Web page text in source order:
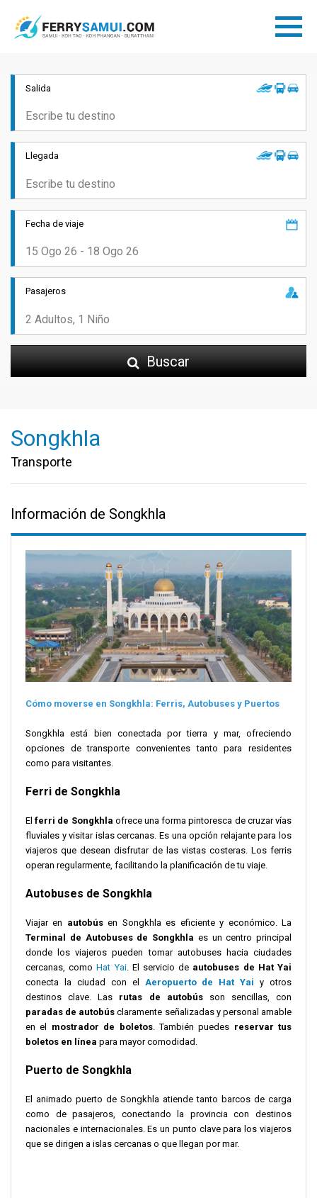
Salida
Llegada
Fecha de viaje
Pasajeros
Buscar
Songkhla
Transporte
Información de Songkhla
Cómo moverse en Songkhla: Ferris, Autobuses y Puertos
Songkhla está bien conectada por tierra y mar, ofreciendo
opciones de transporte convenientes tanto para residentes
como para visitantes.
Ferri de Songkhla
Elferri de Songkhla ofrece una forma pintoresca de cruzar vías
fluviales y visitar islas cercanas. Es una opción relajante para los
viajeros que desean disfrutar de las vistas costeras. Los ferris
operan regularmente, facilitando la planificación de tu viaje.
Autobuses de Songkhla
Viajar en autobúsen Songkhla es eficiente y económico. La
Terminal de Autobuses de Songkhla es un centro principal
donde los viajeros pueden tomar autobuses hacia ciudades
cercanas, comoHat Yai. El servicio de autobuses de Hat Yai
conecta la ciudad con el Aeropuerto de Hat Yai y otros
destinos clave. Las rutas de autobússon sencillas, con
paradas de autobús claramente señalizadas y personal amable
en el mostrador de boletos. También puedes reservar tus
boletos en línea para mayor comodidad.
Puerto de Songkhla
El animado puerto de Songkhla atiende tanto barcos de carga
como de pasajeros, conectando la provincia con destinos
nacionales e internacionales. Es un punto clave para los viajeros
que se dirigen a islas cercanas o que llegan por mar.